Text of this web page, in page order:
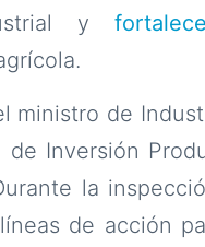
y
ministro de
Inversión
la
de acción